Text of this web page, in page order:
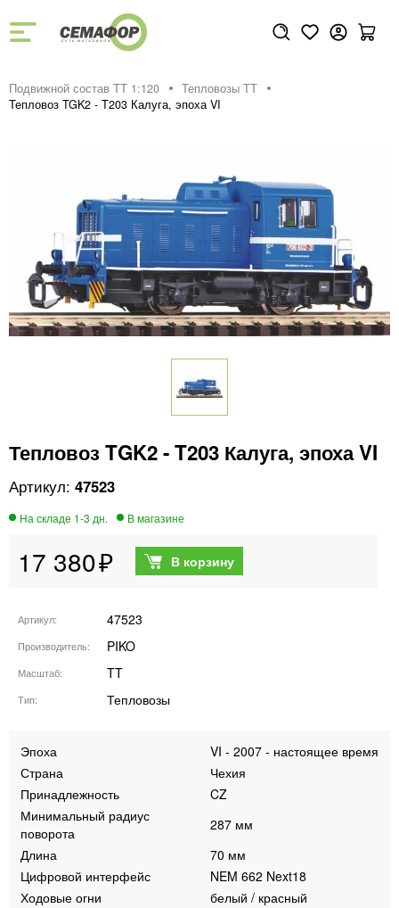
Подвижной состав ТТ 1:120
Тепловозы ТТ
Тепловоз TGK2 - T203 Калуга, эпоха VI
Тепловоз TGK2 - T203 Калуга, эпоха VI
47523
17 380
Артикул 47523
Производитель PIKO
Масштаб TT
Тип Тепловозы
Эпоха
VI - 2007 - настоящее время
Страна
Чехия
Принадлежность
CZ
Минимальный радиус
поворота
287 мм
Длина
70 мм
Цифровой интерфейс
NEM 662 Next18
Ходовые огни
белый / красный